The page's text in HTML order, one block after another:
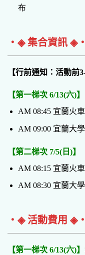
布
‧◈ 集合資訊 ◈‧
【行前通知：活動前
【第一梯次 6/13(六)】
AM 08:45 宜蘭火
AM 09:00 宜蘭大學
【第二梯次 7/5(日)】
AM 08:15 宜蘭火
AM 08:30 宜蘭大學
‧◈ 活動費用 ◈‧
【第一梯次 6/13(六)